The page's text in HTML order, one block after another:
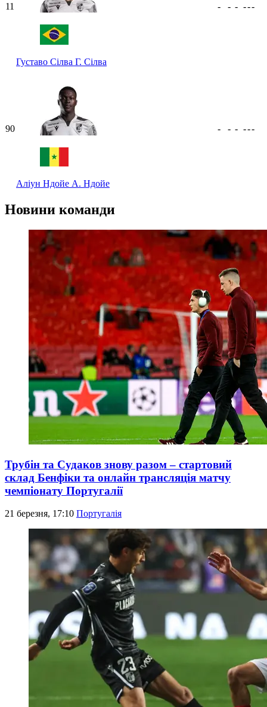
11
Густаво Сілва Г. Сілва
- - - ---
90
Аліун Ндойе А. Ндойе
- - - ---
Новини команди
Трубін та Судаков знову разом – стартовий
склад Бенфіки та онлайн трансляція матчу
чемпіонату Португалії
21 березня, 17:10 Португалія